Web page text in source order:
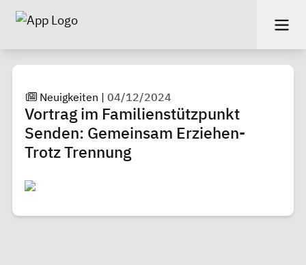
Neuigkeiten |04/12/2024
Vortrag im Familienstützpunkt
Senden: Gemeinsam Erziehen-
Trotz Trennung